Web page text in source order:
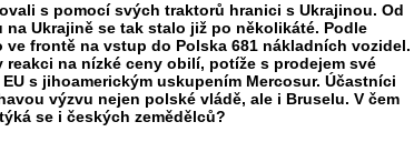
s pomocí svých traktorů hranici s Ukrajinou. Od
Ukrajině se tak stalo již po několikáté. Podle
frontě na vstup do Polska 681 nákladních vozidel.
na nízké ceny obilí, potíže s prodejem své
s jihoamerickým uskupením Mercosur. Účastníci
výzvu nejen polské vládě, ale i Bruselu. V čem
se i českých zemědělců?